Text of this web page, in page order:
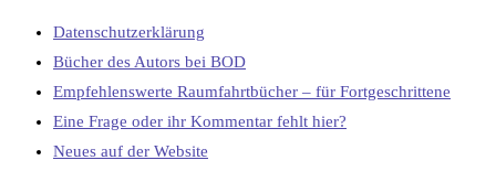
Datenschutzerklärung
Bücher des Autors bei BOD
Empfehlenswerte Raumfahrtbücher – für Fortgeschrittene
Eine Frage oder ihr Kommentar fehlt hier?
Neues auf der Website